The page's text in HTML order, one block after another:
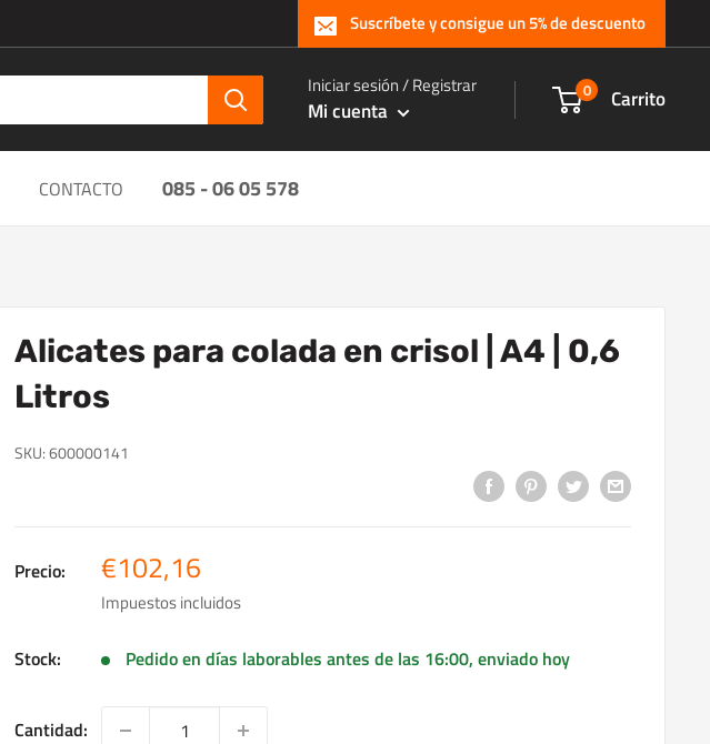
Suscríbete y consigue un 5% de descuento
Iniciar sesión / Registrar
Mi cuenta
0 Carrito
CONTACTO 085 - 06 05 578
Alicates para colada en crisol | A4 | 0,6
Litros
SKU:600000141
Precio: Precio
de
venta
€102,16
Impuestos incluidos
Stock: Pedido en días laborables antes de las 16:00, enviado hoy
Cantidad: